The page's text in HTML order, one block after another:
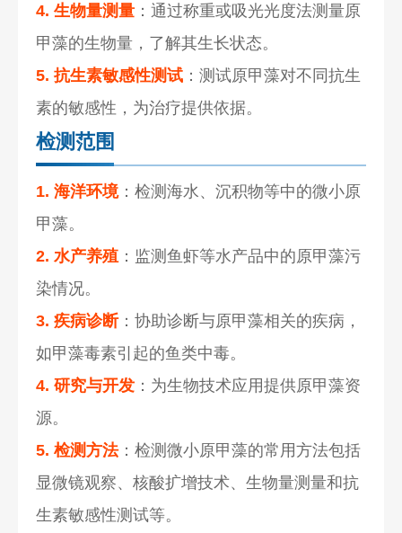
4. 生物量测量 ：通过称重或吸光光度法测量原
甲藻的生物量，了解其生长状态。
5. 抗生素敏感性测试 ：测试原甲藻对不同抗生
素的敏感性，为治疗提供依据。
检测范围
1. 海洋环境：检测海水、沉积物等中的微小原
甲藻。
2. 水产养殖 ：监测鱼虾等水产品中的原甲藻污
染情况。
3. 疾病诊断：协助诊断与原甲藻相关的疾病，
如甲藻毒素引起的鱼类中毒。
4. 研究与开发 ：为生物技术应用提供原甲藻资
源。
5. 检测方法：检测微小原甲藻的常用方法包括
显微镜观察、核酸扩增技术、生物量测量和抗
生素敏感性测试等。